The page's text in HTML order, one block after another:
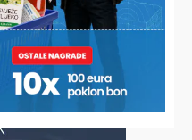
PUNE NJIVE
klipova kukuruza